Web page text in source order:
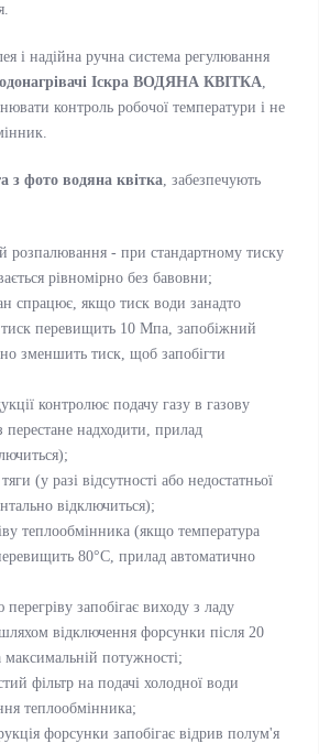
і надійна ручна система регулювання
Іскра ВОДЯНА КВІТКА,
контроль робочої температури і не
з фото водяна квітка, забезпечують
розпалювання - при стандартному тиску
рівномірно без бавовни;
спрацює, якщо тиск води занадто
тиск перевищить 10 Мпа, запобіжний
зменшить тиск, щоб запобігти
контролює подачу газу в газову
перестане надходити, прилад
(у разі відсутності або недостатньої
відключиться);
теплообмінника (якщо температура
80°С, прилад автоматично
запобігає виходу з ладу
відключення форсунки після 20
потужності;
фільтр на подачі холодної води
теплообмінника;
форсунки запобігає відрив полум'я